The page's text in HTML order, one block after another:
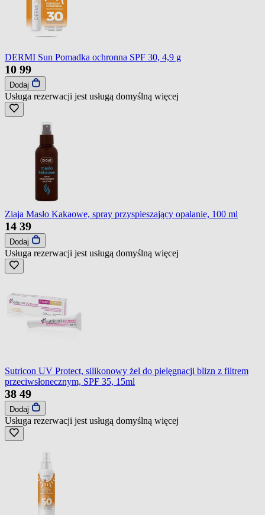
DERMI Sun Pomadka ochronna SPF 30, 4,9 g
10 99
Dodaj
Usługa rezerwacji jest usługą domyślną więcej
Ziaja Masło Kakaowe, spray przyspieszający opalanie, 100 ml
14 39
Dodaj
Usługa rezerwacji jest usługą domyślną więcej
Sutricon UV Protect, silikonowy żel do pielęgnacji blizn z filtrem
przeciwsłonecznym, SPF 35, 15ml
38 49
Dodaj
Usługa rezerwacji jest usługą domyślną więcej